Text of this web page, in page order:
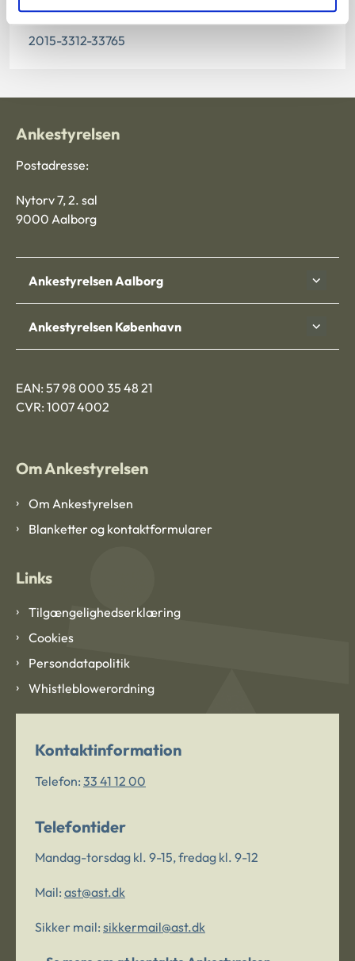
2015-3312-33765
Ankestyrelsen
Postadresse:
Nytorv 7, 2. sal
9000 Aalborg
Ankestyrelsen Aalborg
Ankestyrelsen København
EAN: 57 98 000 35 48 21
CVR: 1007 4002
Om Ankestyrelsen
Om Ankestyrelsen
Blanketter og kontaktformularer
Links
Tilgængelighedserklæring
Cookies
Persondatapolitik
Whistleblowerordning
Kontaktinformation
Telefon: 33 41 12 00
Telefontider
Mandag-torsdag kl. 9-15, fredag kl. 9-12
Mail: ast@ast.dk
Sikker mail: sikkermail@ast.dk